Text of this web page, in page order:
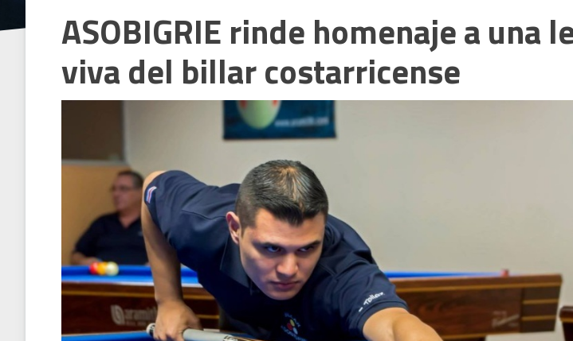
ASOBIGRIE rinde homenaje a una
viva del billar costarricense